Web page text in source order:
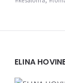
Widgets
ELINA